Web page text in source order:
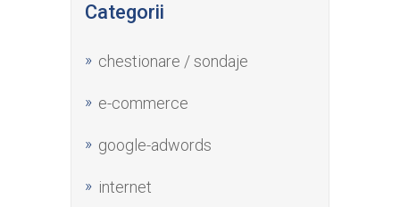
Categorii
chestionare / sondaje
e-commerce
google-adwords
internet